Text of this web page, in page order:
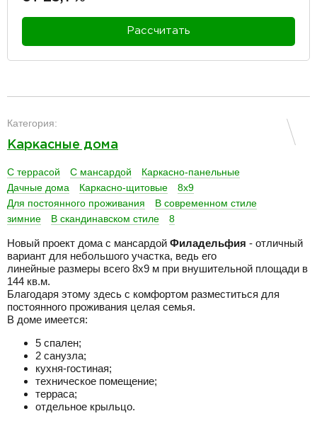
Рассчитать
Категория:
Каркасные дома
С террасой С мансардой
Каркасно-панельные
Дачные дома
Каркасно-щитовые
8х9
Для постоянного проживания
В современном стиле
зимние
В скандинавском стиле 8
Новый проект дома с мансардой Филадельфия - отличный
вариант для небольшого участка, ведь его
линейные размеры всего 8х9 м при внушительной площади в
144 кв.м.
Благодаря этому здесь с комфортом разместиться для
постоянного проживания целая семья.
В доме имеется:
5 спален;
2 санузла;
кухня-гостиная;
техническое помещение;
терраса;
отдельное крыльцо.